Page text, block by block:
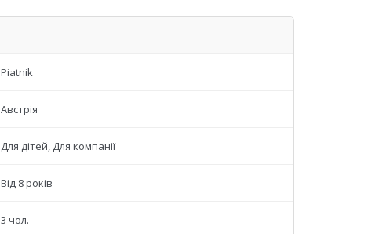
Piatnik
Австрія
Для дітей, Для компанії
Від 8 років
3 чол.